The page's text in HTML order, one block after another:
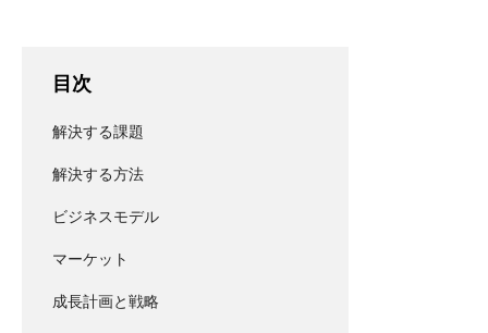
目次
解決する課題
解決する方法
ビジネスモデル
マーケット
成長計画と戦略